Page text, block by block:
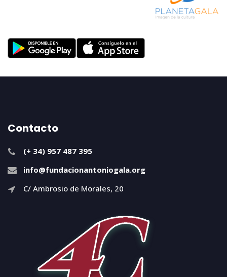
Contacto
(+ 34) 957 487 395
info@fundacionantoniogala.org
C/ Ambrosio de Morales, 20